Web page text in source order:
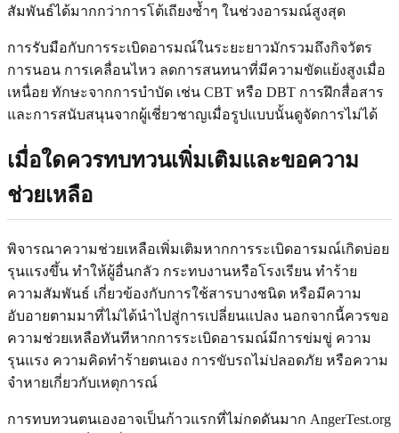
สัมพันธ์ได้มากกว่าการโต้เถียงซ้ำๆ ในช่วงอารมณ์สูงสุด
การรับมือกับการระเบิดอารมณ์ในระยะยาวมักรวมถึงกิจวัตร
การนอน การเคลื่อนไหว ลดการสนทนาที่มีความขัดแย้งสูงเมื่อ
เหนื่อย ทักษะจากการบำบัด เช่น CBT หรือ DBT การฝึกสื่อสาร
และการสนับสนุนจากผู้เชี่ยวชาญเมื่อรูปแบบนั้นดูจัดการไม่ได้
เมื่อใดควรทบทวนเพิ่มเติมและขอความ
ช่วยเหลือ
พิจารณาความช่วยเหลือเพิ่มเติมหากการระเบิดอารมณ์เกิดบ่อย
รุนแรงขึ้น ทำให้ผู้อื่นกลัว กระทบงานหรือโรงเรียน ทำร้าย
ความสัมพันธ์ เกี่ยวข้องกับการใช้สารบางชนิด หรือมีความ
อับอายตามมาที่ไม่ได้นำไปสู่การเปลี่ยนแปลง นอกจากนี้ควรขอ
ความช่วยเหลือทันทีหากการระเบิดอารมณ์มีการข่มขู่ ความ
รุนแรง ความคิดทำร้ายตนเอง การขับรถไม่ปลอดภัย หรือความ
จำหายเกี่ยวกับเหตุการณ์
การทบทวนตนเองอาจเป็นก้าวแรกที่ไม่กดดันมาก AngerTest.org